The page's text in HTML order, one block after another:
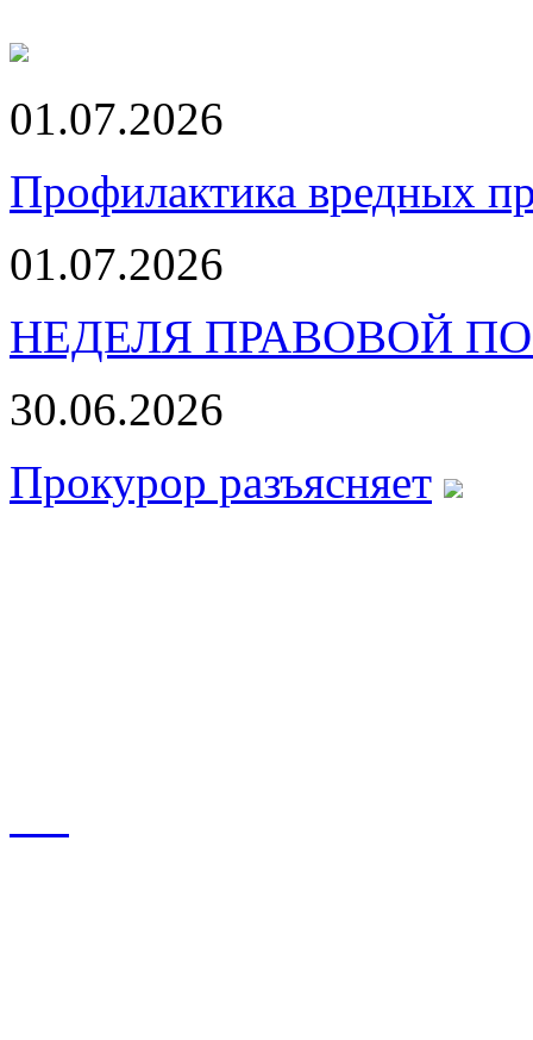
01.07.2026
Профилактика вредных
01.07.2026
НЕДЕЛЯ ПРАВОВОЙ
30.06.2026
Прокурор разъясняет